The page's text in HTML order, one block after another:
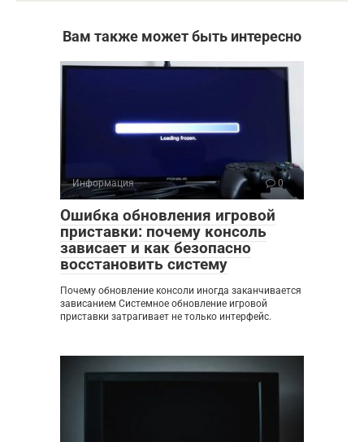
Вам также может быть интересно
Информация 0
Ошибка обновления игровой
приставки: почему консоль
зависает и как безопасно
восстановить систему
Почему обновление консоли иногда заканчивается
зависанием Системное обновление игровой
приставки затрагивает не только интерфейс.